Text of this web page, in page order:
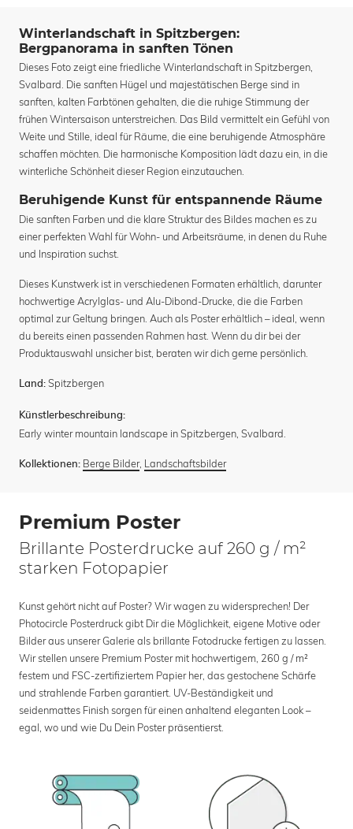
Winterlandschaft in Spitzbergen:
Bergpanorama in sanften Tönen
Dieses Foto zeigt eine friedliche Winterlandschaft in Spitzbergen,
Svalbard. Die sanften Hügel und majestätischen Berge sind in
sanften, kalten Farbtönen gehalten, die die ruhige Stimmung der
frühen Wintersaison unterstreichen. Das Bild vermittelt ein Gefühl von
Weite und Stille, ideal für Räume, die eine beruhigende Atmosphäre
schaffen möchten. Die harmonische Komposition lädt dazu ein, in die
winterliche Schönheit dieser Region einzutauchen.
Beruhigende Kunst für entspannende Räume
Die sanften Farben und die klare Struktur des Bildes machen es zu
einer perfekten Wahl für Wohn- und Arbeitsräume, in denen du Ruhe
und Inspiration suchst.
Dieses Kunstwerk ist in verschiedenen Formaten erhältlich, darunter
hochwertige Acrylglas- und Alu-Dibond-Drucke, die die Farben
optimal zur Geltung bringen. Auch als Poster erhältlich – ideal, wenn
du bereits einen passenden Rahmen hast. Wenn du dir bei der
Produktauswahl unsicher bist, beraten wir dich gerne persönlich.
Land: Spitzbergen
Künstlerbeschreibung:
Early winter mountain landscape in Spitzbergen, Svalbard.
Kollektionen: Berge Bilder, Landschaftsbilder
Premium Poster
Brillante Posterdrucke auf 260 g / m²
starken Fotopapier
Kunst gehört nicht auf Poster? Wir wagen zu widersprechen! Der
Photocircle Posterdruck gibt Dir die Möglichkeit, eigene Motive oder
Bilder aus unserer Galerie als brillante Fotodrucke fertigen zu lassen.
Wir stellen unsere Premium Poster mit hochwertigem, 260 g / m²
festem und FSC-zertifiziertem Papier her, das gestochene Schärfe
und strahlende Farben garantiert. UV-Beständigkeit und
seidenmattes Finish sorgen für einen anhaltend eleganten Look –
egal, wo und wie Du Dein Poster präsentierst.